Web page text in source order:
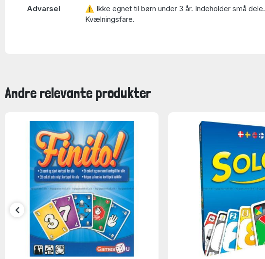
Advarsel
⚠ Ikke egnet til børn under 3 år. Indeholder små dele.
Kvælningsfare.
Andre relevante produkter